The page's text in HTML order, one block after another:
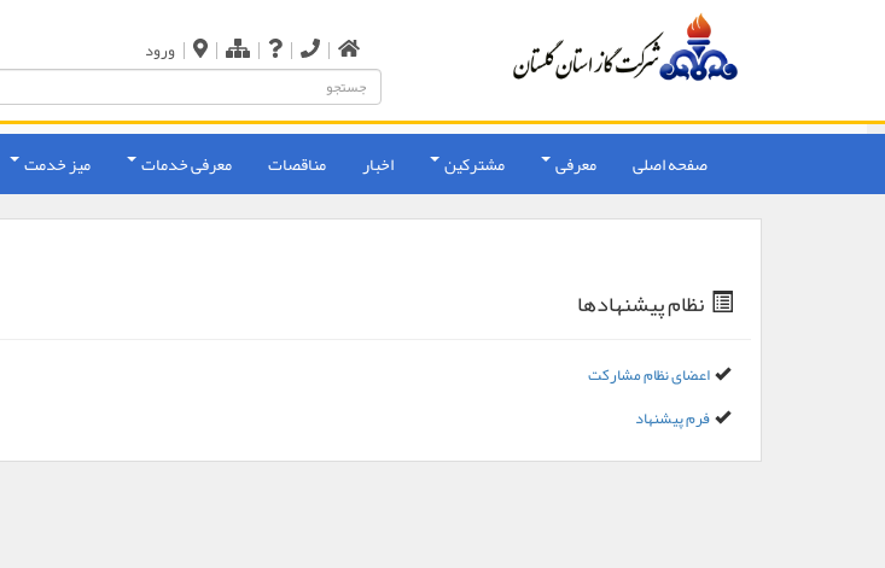
|
|
|
|
| ورود
صفحه اصلی معرفی مشترکین اخبار مناقصات معرفی خدمات میز خدمت
نظام پیشنهادها
اعضای نظام مشارکت
فرم پیشنهاد